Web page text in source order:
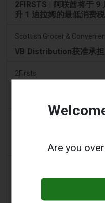
2FIRSTS | 阿联酋将于
升 1 迪拉姆的最低消费
VB Distribution获准承
2Firsts
哥斯达黎加新的电子烟
Are you